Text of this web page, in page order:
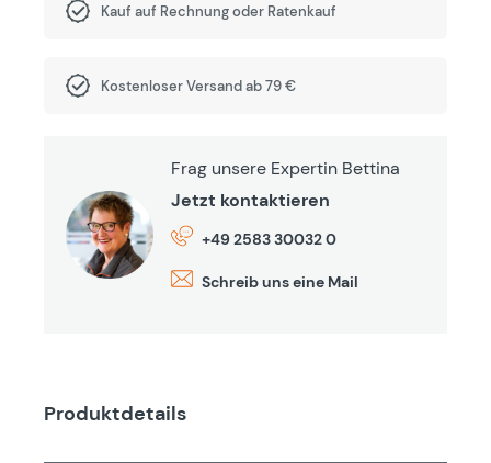
Kauf auf Rechnung oder Ratenkauf
Kostenloser Versand ab 79 €
Frag unsere Expertin Bettina
Jetzt kontaktieren
+49 2583 30032 0
Schreib uns eine Mail
Produktdetails